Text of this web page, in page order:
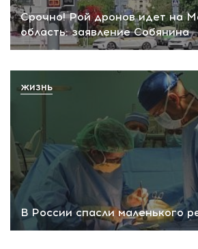
Срочно! Рой дронов идет на
область: заявление Собянина
В России спасли маленького
ЖИЗНЬ